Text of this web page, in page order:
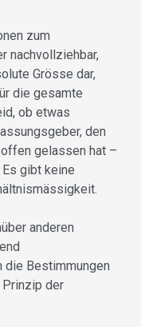
zum
nachvollziehbar,
Grösse dar,
die gesamte
ob etwas
den
gelassen hat –
gibt keine
anderen
die Bestimmungen
der